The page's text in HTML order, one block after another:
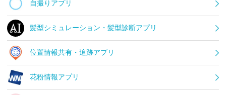
自撮りアプリ
髪型シミュレーション・髪型診断アプリ
位置情報共有・追跡アプリ
花粉情報アプリ